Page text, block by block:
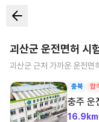
괴산군 운전면허 시
괴산군 근처 가까운 운전면
충북 합
충주 운
16.9km